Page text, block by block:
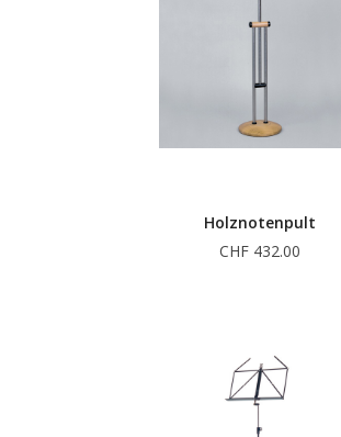
Holznotenpult
CHF 432.00